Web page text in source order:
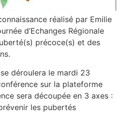
réalisé par Emilie
d’Echanges Régionale
précoce(s) et des
déroulera le mardi 23
sur la plateforme
sera découpée en 3 axes :
les pubertés